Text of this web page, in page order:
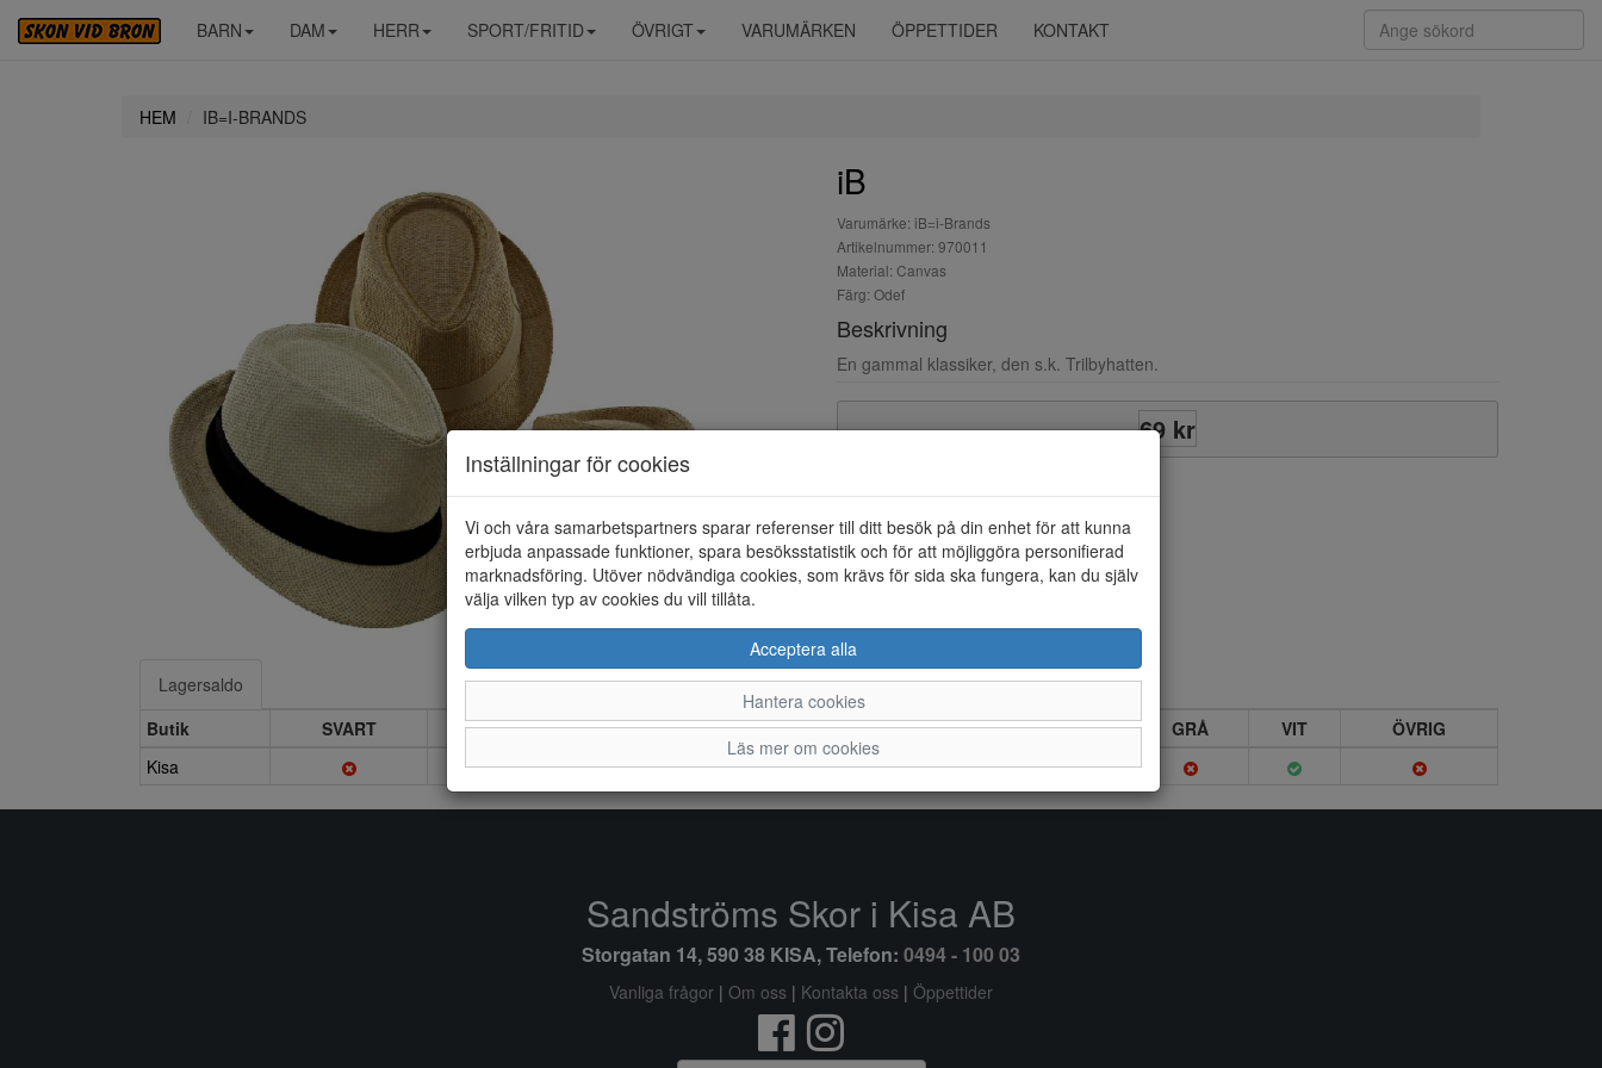
BARN DAM HERR SPORT/FRITID ÖVRIGT VARUMÄRKEN ÖPPETTIDER KONTAKT
HEM IB=I-BRANDS
iB
Varumärke: iB=i-Brands
Artikelnummer: 970011
Material: Canvas
Färg: Odef
Beskrivning
En gammal klassiker, den s.k. Trilbyhatten.
69 kr
Lagersaldo
Butik
SVART MÖ.BR. NATUR MARIN RÖD VIN GRÅ VIT
ÖVRIG
Kisa
Inställningar för cookies
Vi och våra samarbetspartners sparar referenser till ditt besök på din enhet för att kunna
erbjuda anpassade funktioner, spara besöksstatistik och för att möjliggöra personifierad
marknadsföring. Utöver nödvändiga cookies, som krävs för sida ska fungera, kan du själv
välja vilken typ av cookies du vill tillåta.
Acceptera alla
Hantera cookies
Läs mer om cookies
Sandströms Skor i Kisa AB
Storgatan 14, 590 38 KISA, Telefon: 0494 - 100 03
Vanliga frågor | Om oss | Kontakta oss | Öppettider